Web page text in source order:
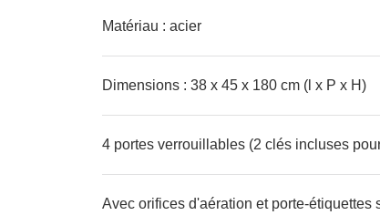
Matériau : acier
Dimensions : 38 x 45 x 180 cm (l x P x H)
4 portes verrouillables (2 clés incluses
Avec orifices d'aération et porte-étiquettes